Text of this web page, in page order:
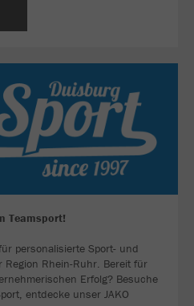
Teamsport!
personalisierte Sport- und
Rhein-Ruhr. Bereit für
Erfolg? Besuche
entdecke unser JAKO